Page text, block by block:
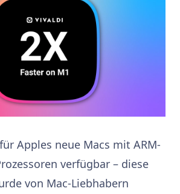
Apples neue Macs mit ARM-
verfügbar – diese
von Mac-Liebhabern